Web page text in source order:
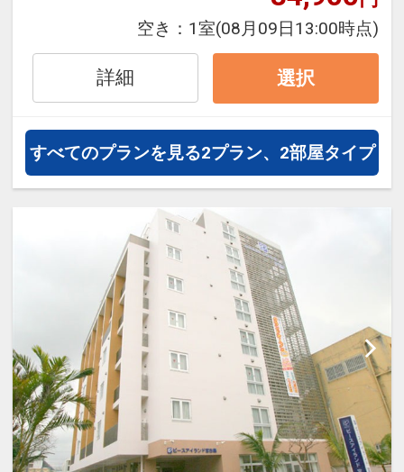
ル50%貯まります。
通・体験プランなどの追加（同時予
約）が可能なプランもございます。
※令和5年6月1日（木）より連泊時
なります。
・アメニティの補充 ・ごみの
回収
・タオル パジャマの交換 ・シーツ
交換無しのベットメイキング
4泊以上の長期滞在の場合は3泊毎に
通常清掃を行います。
空き： 1室(08月09日13:00時点)
詳細 選択
すべてのプランを見る2プラン、2部屋タイプ